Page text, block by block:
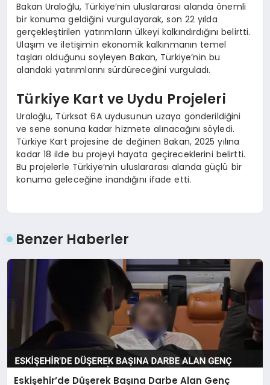
Bakan Uraloğlu, Türkiye’nin uluslararası alanda önemli
bir konuma geldiğini vurgulayarak, son 22 yılda
gerçekleştirilen yatırımların ülkeyi kalkındırdığını belirtti.
Ulaşım ve iletişimin ekonomik kalkınmanın temel
taşları olduğunu söyleyen Bakan, Türkiye’nin bu
alandaki yatırımlarını sürdüreceğini vurguladı.
Türkiye Kart ve Uydu Projeleri
Uraloğlu, Türksat 6A uydusunun uzaya gönderildiğini
ve sene sonuna kadar hizmete alınacağını söyledi.
Türkiye Kart projesine de değinen Bakan, 2025 yılına
kadar 18 ilde bu projeyi hayata geçireceklerini belirtti.
Bu projelerle Türkiye’nin uluslararası alanda güçlü bir
konuma geleceğine inandığını ifade etti.
Benzer Haberler
Eskişehir’de Düşerek Başına Darbe Alan Genç